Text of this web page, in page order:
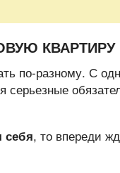
КВАРТИРУ
по-разному. С
серьезные
себя, то впереди